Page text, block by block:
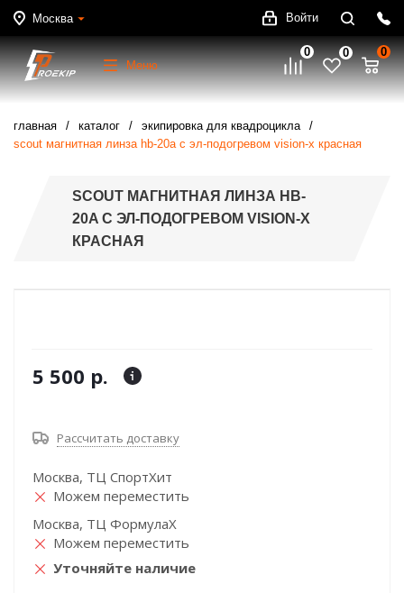
Москва Войти
Меню
0 0 0
главная каталог
экипировка для квадроцикла
scout магнитная линза hb-20a с эл-подогревом vision-x красная
SCOUT МАГНИТНАЯ ЛИНЗА HB-
20A С ЭЛ-ПОДОГРЕВОМ VISION-X
КРАСНАЯ
5 500 р.
Рассчитать доставку
Москва, ТЦ СпортХит
Можем переместить
Москва, ТЦ ФормулаХ
Можем переместить
Уточняйте наличие